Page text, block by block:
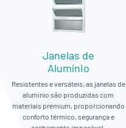
Janelas de
Alumínio
Resistentes e versáteis, as janelas de
alumínio são produzidas com
materiais premium, proporcionando
conforto térmico, segurança e